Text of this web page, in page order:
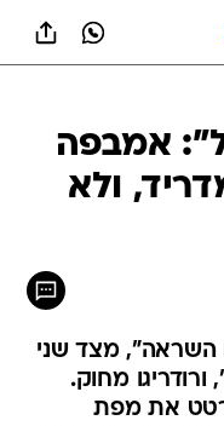
אמבפה
ולא
השראה", מצד שני
ורודריגו מחוק.
את מפת